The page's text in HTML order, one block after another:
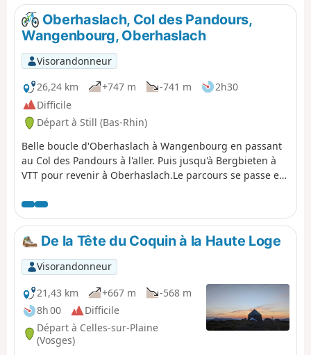
la mention TMV (Traversée du Massif Vosgien).
Oberhaslach, Col des Pandours,
Wangenbourg, Oberhaslach
Visorandonneur
26,24 km
+747 m -741 m
2h30
Difficile
Départ à Still (Bas-Rhin)
Belle boucle d'Oberhaslach à Wangenbourg en passant
au Col des Pandours à l'aller. Puis jusqu'à Bergbieten à
VTT pour revenir à Oberhaslach.Le parcours se passe en
quelques passages techniques sur des singles assez
courts.
De la Tête du Coquin à la Haute Loge
Visorandonneur
21,43 km
+667 m
-568 m
8h 00
Difficile
Départ à Celles-sur-Plaine
(Vosges)